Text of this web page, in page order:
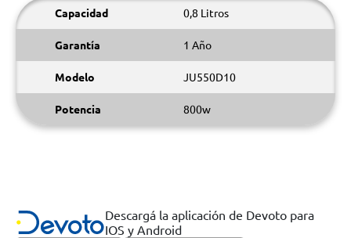
Capacidad 0,8 Litros
Garantía 1 Año
Modelo JU550D10
Potencia 800w
Descargá la aplicación de Devoto para
IOS y Android